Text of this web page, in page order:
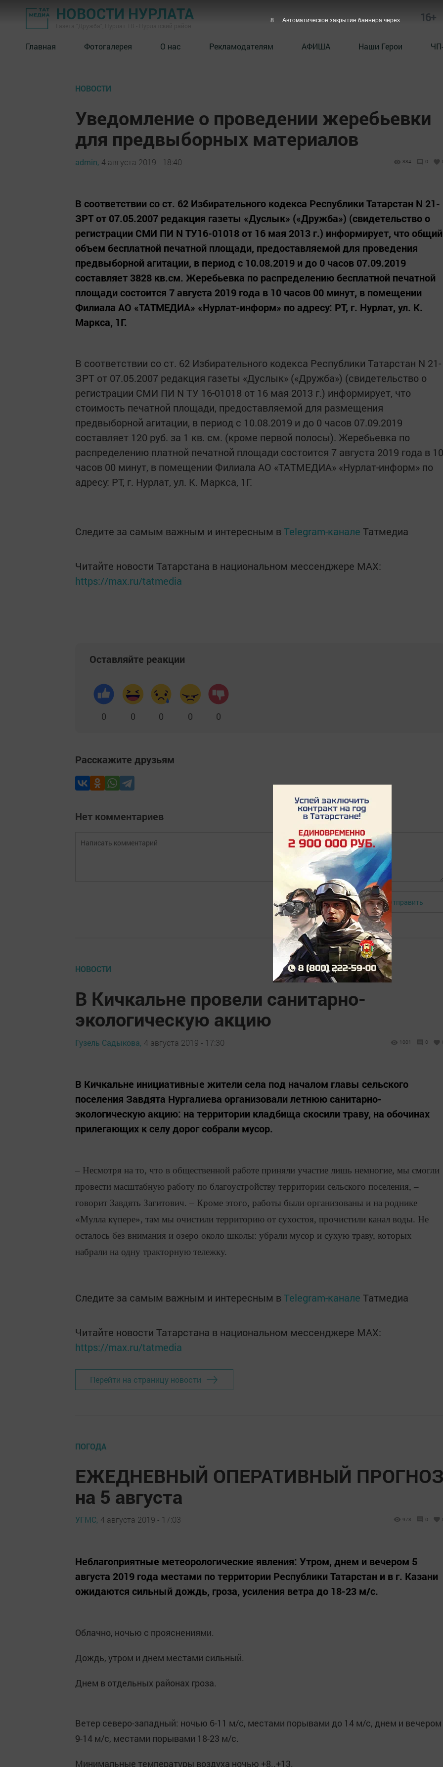
НОВОСТИ НУРЛАТА 16+
Главная Фотогалерея О нас Рекламодателям АФИША Наши Герои
НОВОСТИ
Уведомление о проведении жеребьевки
для предвыборных материалов
admin, 4 августа 2019 - 18:40 884 0
В соответствии со ст. 62 Избирательного кодекса Республики Татарстан N 21-
ЗРТ от 07.05.2007 редакция газеты «Дуслык» («Дружба») (свидетельство о
регистрации СМИ ПИ N ТУ16-01018 от 16 мая 2013 г.) информирует, что общий
объем бесплатной печатной площади, предоставляемой для проведения
предвыборной агитации, в период с 10.08.2019 и до 0 часов 07.09.2019
составляет 3828 кв.см. Жеребьевка по распределению бесплатной печатной
площади состоится 7 августа 2019 года в 10 часов 00 минут, в помещении
Филиала АО «ТАТМЕДИА» «Нурлат-информ» по адресу: РТ, г. Нурлат, ул. К.
Маркса, 1Г.
В соответствии со ст. 62 Избирательного кодекса Республики Татарстан N 21-
ЗРТ от 07.05.2007 редакция газеты «Дуслык» («Дружба») (свидетельство о
регистрации СМИ ПИ N ТУ 16-01018 от 16 мая 2013 г.) информирует, что
стоимость печатной площади, предоставляемой для размещения
предвыборной агитации, в период с 10.08.2019 и до 0 часов 07.09.2019
составляет 120 руб. за 1 кв. см. (кроме первой полосы). Жеребьевка по
распределению платной печатной площади состоится 7 августа 2019 года в 10
часов 00 минут, в помещении Филиала АО «ТАТМЕДИА» «Нурлат-информ» по
адресу: РТ, г. Нурлат, ул. К. Маркса, 1Г.
Следите за самым важным и интересным в Telegram-канале Татмедиа
Читайте новости Татарстана в национальном мессенджере MАХ:
https://max.ru/tatmedia
Оставляйте реакции
0 0 0 0 0
Расскажите друзьям
Нет комментариев
Авторизоваться Отправить
НОВОСТИ
В Кичкальне провели санитарно-
экологическую акцию
Гузель Садыкова, 4 августа 2019 - 17:30 1001 0
В Кичкальне инициативные жители села под началом главы сельского
поселения Завдята Нургалиева организовали летнюю санитарно-
экологическую акцию: на территории кладбища скосили траву, на обочинах
прилегающих к селу дорог собрали мусор.
– Несмотря на то, что в общественной работе приняли участие лишь немногие, мы смогли
провести масштабную работу по благоустройству территории сельского поселения, –
говорит Завдять Загитович. – Кроме этого, работы были организованы и на роднике
«Мулла күпере», там мы очистили территорию от сухостоя, прочистили канал воды. Не
осталось без внимания и озеро около школы: убрали мусор и сухую траву, которых
набрали на одну тракторную тележку.
Следите за самым важным и интересным в Telegram-канале Татмедиа
Читайте новости Татарстана в национальном мессенджере MАХ:
https://max.ru/tatmedia
Перейти на страницу новости
ПОГОДА
ЕЖЕДНЕВНЫЙ ОПЕРАТИВНЫЙ
на 5 августа
УГМС, 4 августа 2019 - 17:03 973 0
Неблагоприятные метеорологические явления: Утром, днем и вечером 5
августа 2019 года местами по территории Республики Татарстан и в г. Казани
ожидаются сильный дождь, гроза, усиления ветра до 18-23 м/с.
Облачно, ночью с прояснениями.
Дождь, утром и днем местами сильный.
Днем в отдельных районах гроза.
Ветер северо-западный: ночью 6-11 м/с, местами порывами до 14 м/с, днем и вечером
9-14 м/с, местами порывами 18-23 м/с.
Минимальные температуры воздуха ночью +8..+13.
7 Автоматическое закрытие баннера через